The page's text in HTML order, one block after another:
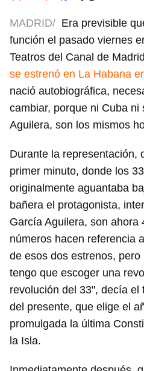
MADRID/ Era previsible
función el pasado viernes
Teatros del Canal de
se estrenó en La Habana
nació autobiográfica,
cambiar, porque ni Cuba ni
Aguilera, son los mismos
Durante la representación,
primer minuto, donde los
originalmente aguantaba
bañera el protagonista,
García Aguilera, son ahora
números hacen referencia
de esos dos estrenos,
tengo que escoger una
revolución del 33", decía el
del presente, que elige el
promulgada la última
la Isla.